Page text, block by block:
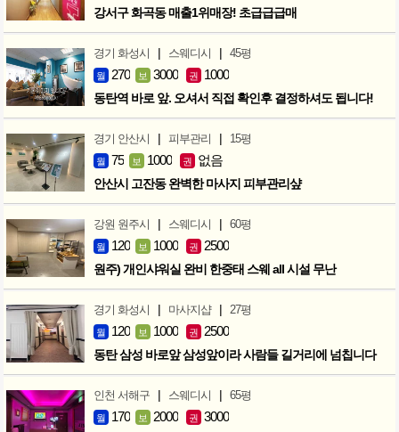
강서구 화곡동 매출1위매장! 초급급급매
경기 화성시 | 스웨디시 | 45평
월 270 보 3000 권 1000
동탄역 바로 앞. 오셔서 직접 확인후 결정하셔도 됩니다!
경기 안산시 | 피부관리 | 15평
월 75 보 1000 권 없음
안산시 고잔동 완벽한 마사지 피부관리샾
강원 원주시 | 스웨디시 | 60평
월 120 보 1000 권 2500
원주) 개인샤워실 완비 한중태 스웨 all 시설 무난
경기 화성시 | 마사지샵 | 27평
월 120 보 1000 권 2500
동탄 삼성 바로앞 삼성앞이라 사람들 길거리에 넘칩니다
인천 서해구 | 스웨디시 | 65평
월 170 보 2000 권 3000